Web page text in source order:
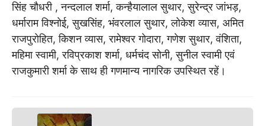
सिंह चौधरी , नन्दलाल शर्मा, कन्हैयालाल सुथार, सुरेन्द्र जांभड़,
धर्माराम विश्नोई, सुखसिंह, भंवरलाल सुथार, लोकेश व्यास, अमित
राजपुरोहित, किशन व्यास, रामेश्वर गोदारा, गणेश सुथार, वंशिता,
महिमा स्वामी, रविप्रकाश शर्मा, धर्मचंद सोनी, सुनील स्वामी एवं
राजकुमारी शर्मा के साथ ही गणमान्य नागरिक उपस्थित रहें।